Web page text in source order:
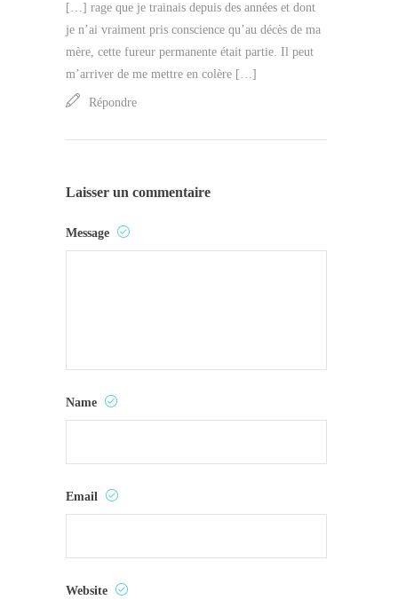
[…] rage que je trainais depuis des années et dont
je n’ai vraiment pris conscience qu’au décès de ma
mère, cette fureur permanente était partie. Il peut
m’arriver de me mettre en colère […]
Répondre
Laisser un commentaire
Message
Name
Email
Website